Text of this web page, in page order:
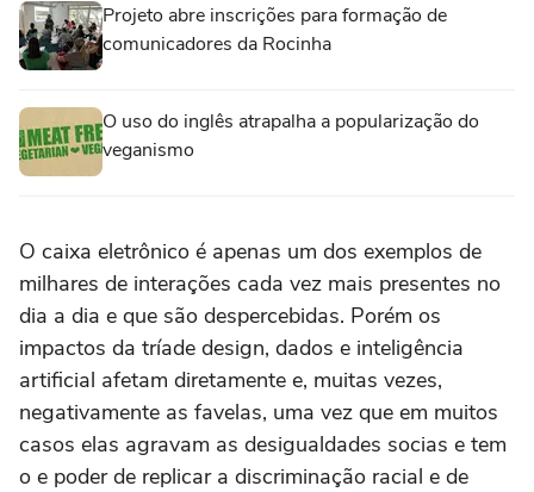
Projeto abre inscrições para formação de
comunicadores da Rocinha
O uso do inglês atrapalha a popularização do
veganismo
O caixa eletrônico é apenas um dos exemplos de
milhares de interações cada vez mais presentes no
dia a dia e que são despercebidas. Porém os
impactos da tríade design, dados e inteligência
artificial afetam diretamente e, muitas vezes,
negativamente as favelas, uma vez que em muitos
casos elas agravam as desigualdades socias e tem
o e poder de replicar a discriminação racial e de